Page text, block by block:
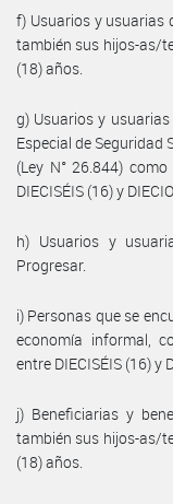
f) Usuarios y usuarias
también sus hijos-as/
(18) años.
g) Usuarios y
Especial de Seguridad
(Ley N° 26.844)
DIECISÉIS (16) y
h) Usuarios y
Progresar.
i) Personas que se
economía informal,
entre DIECISÉIS (16) y
j) Beneficiarias y
también sus hijos-as/
(18) años.